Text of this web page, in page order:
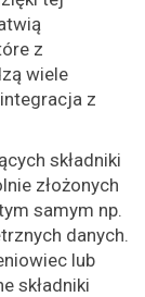
z
wiele
z
składniki
złożonych
samym np.
danych.
lub
składniki